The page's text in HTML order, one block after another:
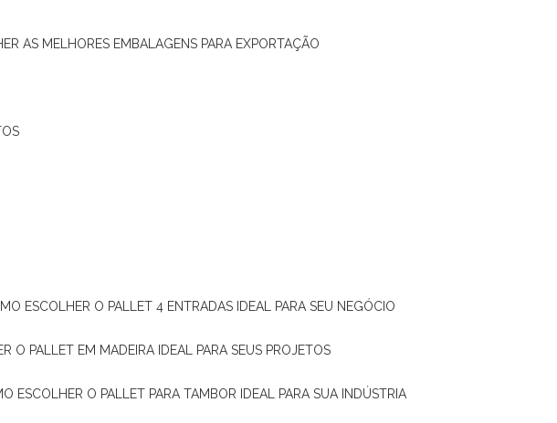
AS MELHORES EMBALAGENS PARA EXPORTAÇÃO
ESCOLHER O PALLET 4 ENTRADAS IDEAL PARA SEU NEGÓCIO
O PALLET EM MADEIRA IDEAL PARA SEUS PROJETOS
ESCOLHER O PALLET PARA TAMBOR IDEAL PARA SUA INDÚSTRIA